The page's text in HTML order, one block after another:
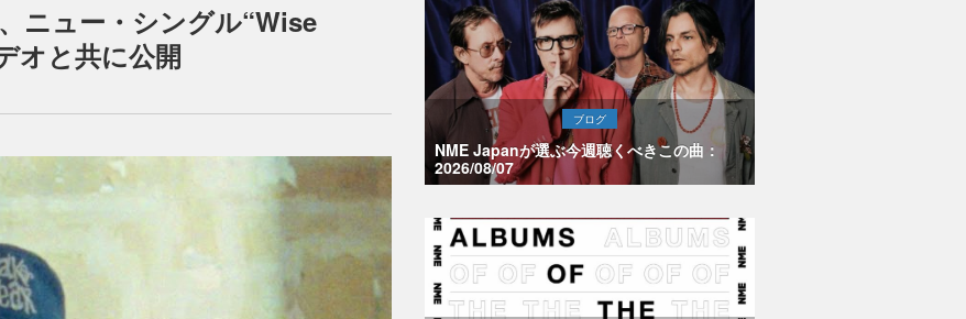
ニュー・シングル“Wise
オと共に公開
ブログ
NME Japanが選ぶ今週聴くべきこの曲：
2026/08/07